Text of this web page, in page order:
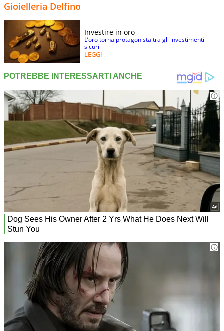
Gioielleria Delfino
Investire in oro
L’oro torna protagonista tra gli investimenti
sicuri
LEGGI